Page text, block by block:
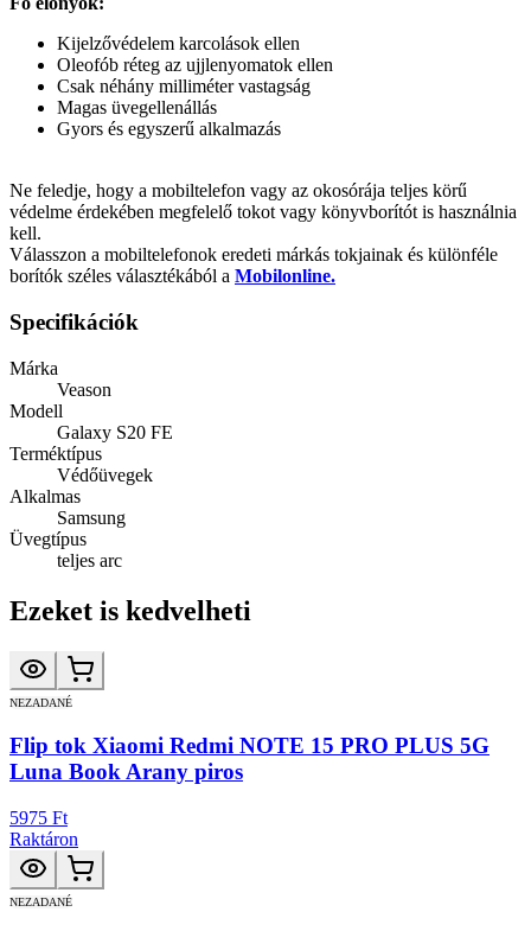
Kijelzővédelem karcolások ellen
Oleofób réteg az ujjlenyomatok ellen
Csak néhány milliméter vastagság
Magas üvegellenállás
Gyors és egyszerű alkalmazás
Ne feledje, hogy a mobiltelefon vagy az okosórája teljes körű
védelme érdekében megfelelő tokot vagy könyvborítót is használnia
kell.
Válasszon a mobiltelefonok eredeti márkás tokjainak és különféle
borítók széles választékából a Mobilonline.
Specifikációk
Márka
Veason
Modell
Galaxy S20 FE
Terméktípus
Védőüvegek
Alkalmas
Samsung
Üvegtípus
teljes arc
Ezeket is kedvelheti
NEZADANÉ
Flip tok Xiaomi Redmi NOTE 15 PRO PLUS 5G
Luna Book Arany piros
5975 Ft
Raktáron
NEZADANÉ